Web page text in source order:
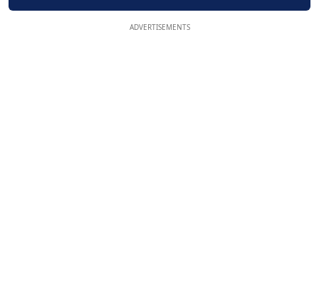
ADVERTISEMENTS